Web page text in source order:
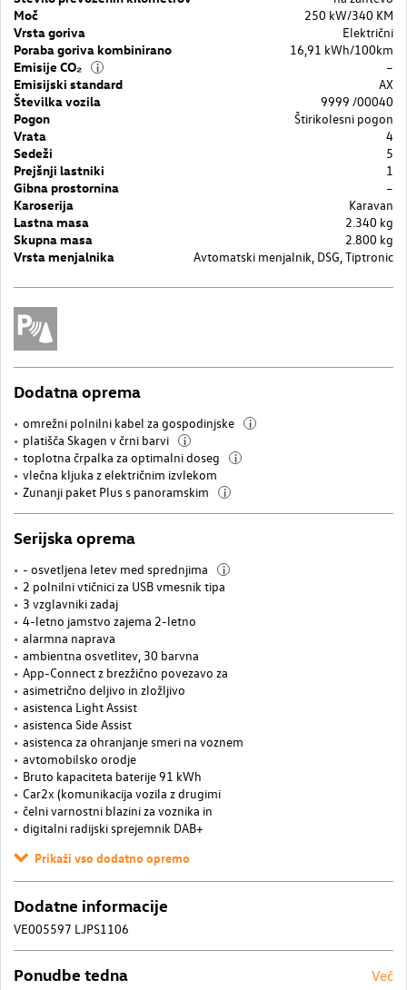
Moč
250 kW/340 KM
Vrsta goriva
Električni
Poraba goriva kombinirano
16,91 kWh/100km
Emisije CO₂
i
–
Emisijski standard
AX
Številka vozila
9999 /00040
Pogon
Štirikolesni pogon
Vrata
4
Sedeži
5
Prejšnji lastniki
1
Gibna prostornina
–
Karoserija
Karavan
Lastna masa
2.340 kg
Skupna masa
2.800 kg
Vrsta menjalnika
Avtomatski menjalnik, DSG, Tiptronic
Dodatna oprema
omrežni polnilni kabel za gospodinjske i
platišča Skagen v črni barvi i
toplotna črpalka za optimalni doseg i
vlečna kljuka z električnim izvlekom
Zunanji paket Plus s panoramskim
i
Serijska oprema
- osvetljena letev med sprednjima i
2 polnilni vtičnici za USB vmesnik tipa
3 vzglavniki zadaj
4-letno jamstvo zajema 2-letno
alarmna naprava
ambientna osvetlitev, 30 barvna
App-Connect z brezžično povezavo za
asimetrično deljivo in zložljivo
asistenca Light Assist
asistenca Side Assist
asistenca za ohranjanje smeri na voznem
avtomobilsko orodje
Bruto kapaciteta baterije 91 kWh
Car2x (komunikacija vozila z drugimi
čelni varnostni blazini za voznika in
digitalni radijski sprejemnik DAB+
Prikaži vso dodatno opremo
Dodatne informacije
VE005597 LJPS1106
Ponudbe tedna Več